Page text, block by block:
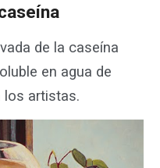
de la caseína
en agua de
los artistas.